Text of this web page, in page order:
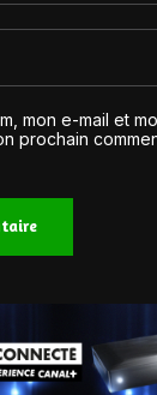
mon e-mail et
prochain